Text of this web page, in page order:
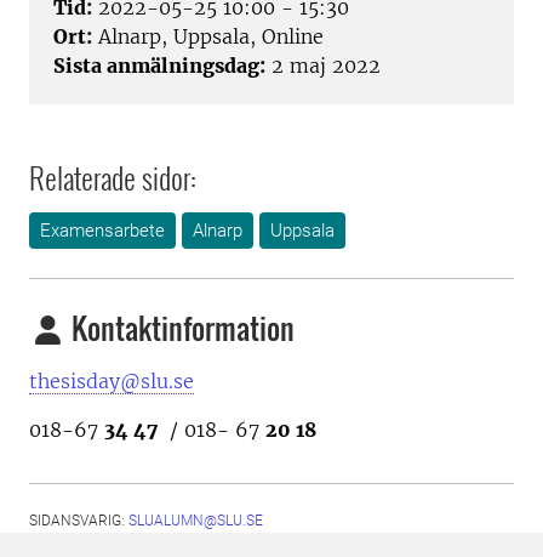
Tid: 2022-05-25 10:00 - 15:30
Ort: Alnarp, Uppsala, Online
Sista anmälningsdag: 2 maj 2022
Relaterade sidor:
Examensarbete Alnarp Uppsala
Kontaktinformation
thesisday@slu.se
018-67 34 47 / 018- 67 20 18
SIDANSVARIG: SLUALUMN@SLU.SE